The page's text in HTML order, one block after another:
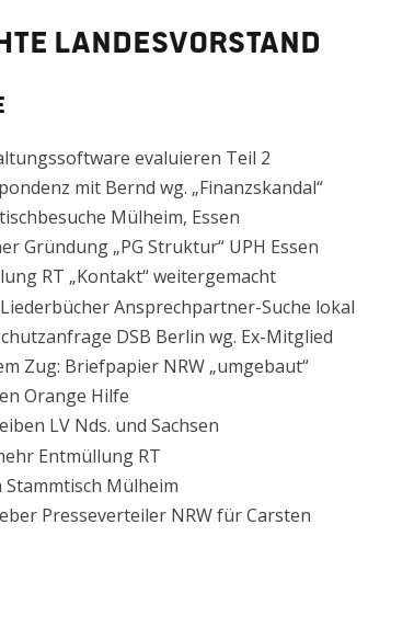
Landesvorstand
evaluieren Teil 2
mit Bernd wg. „Finanzskandal“
Mülheim, Essen
Gründung „PG Struktur“ UPH Essen
RT „Kontakt“ weitergemacht
Ansprechpartner-Suche lokal
DSB Berlin wg. Ex-Mitglied
Zug: Briefpapier NRW „umgebaut“
Orange Hilfe
LV Nds. und Sachsen
Entmüllung RT
Stammtisch Mülheim
Presseverteiler NRW für Carsten